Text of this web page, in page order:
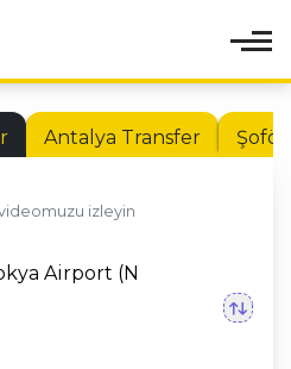
Antalya Transfer
izleyin